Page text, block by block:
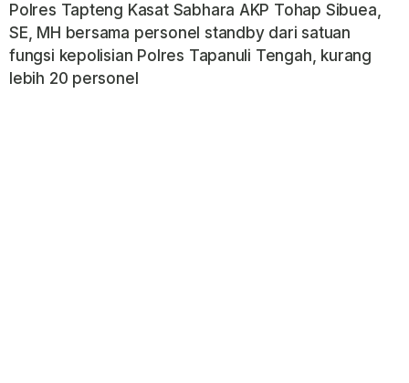
Polres Tapteng Kasat Sabhara AKP Tohap Sibuea,
SE, MH bersama personel standby dari satuan
fungsi kepolisian Polres Tapanuli Tengah, kurang
lebih 20 personel